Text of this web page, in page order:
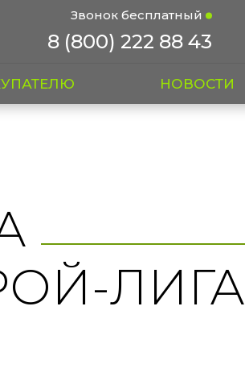
Звонок бесплатный
8 (800) 222 88 43
НОВОСТИ
ЛИГА